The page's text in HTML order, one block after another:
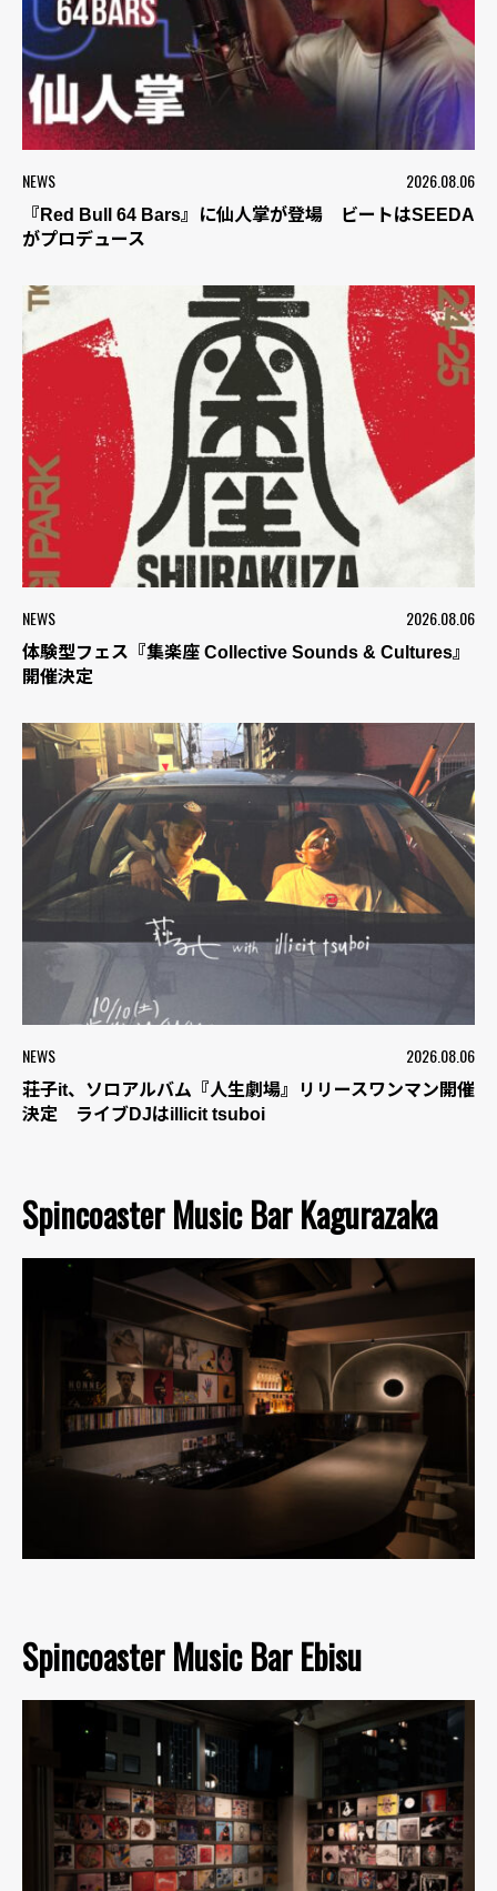
NEWS 2026.08.06
『Red Bull 64 Bars』に仙人掌が登場 ビートはSEEDA
がプロデュース
NEWS 2026.08.06
体験型フェス『集楽座 Collective Sounds & Cultures』
開催決定
NEWS 2026.08.06
荘子it、ソロアルバム『人生劇場』リリースワンマン開催
決定 ライブDJはillicit tsuboi
Spincoaster Music Bar Kagurazaka
Spincoaster Music Bar Ebisu